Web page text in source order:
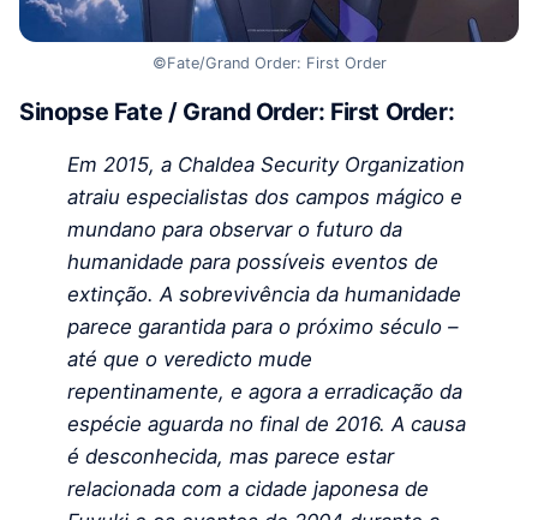
©Fate/Grand Order: First Order
Sinopse Fate / Grand Order: First Order:
Em 2015, a Chaldea Security Organization
atraiu especialistas dos campos mágico e
mundano para observar o futuro da
humanidade para possíveis eventos de
extinção. A sobrevivência da humanidade
parece garantida para o próximo século –
até que o veredicto mude
repentinamente, e agora a erradicação da
espécie aguarda no final de 2016. A causa
é desconhecida, mas parece estar
relacionada com a cidade japonesa de